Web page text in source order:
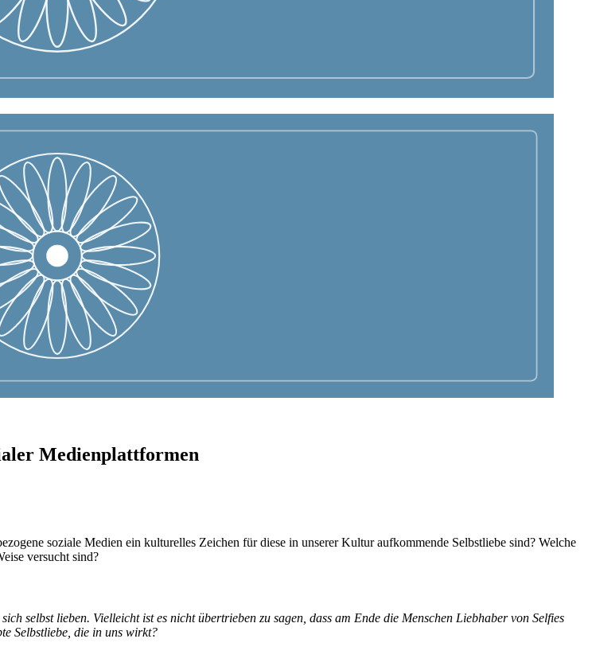
Medienplattformen
soziale Medien ein kulturelles Zeichen für diese in unserer Kultur aufkommende Selbstliebe sind? Welche
versucht sind?
selbst lieben. Vielleicht ist es nicht übertrieben zu sagen, dass am Ende die Menschen Liebhaber von Selfies
Selbstliebe, die in uns wirkt?